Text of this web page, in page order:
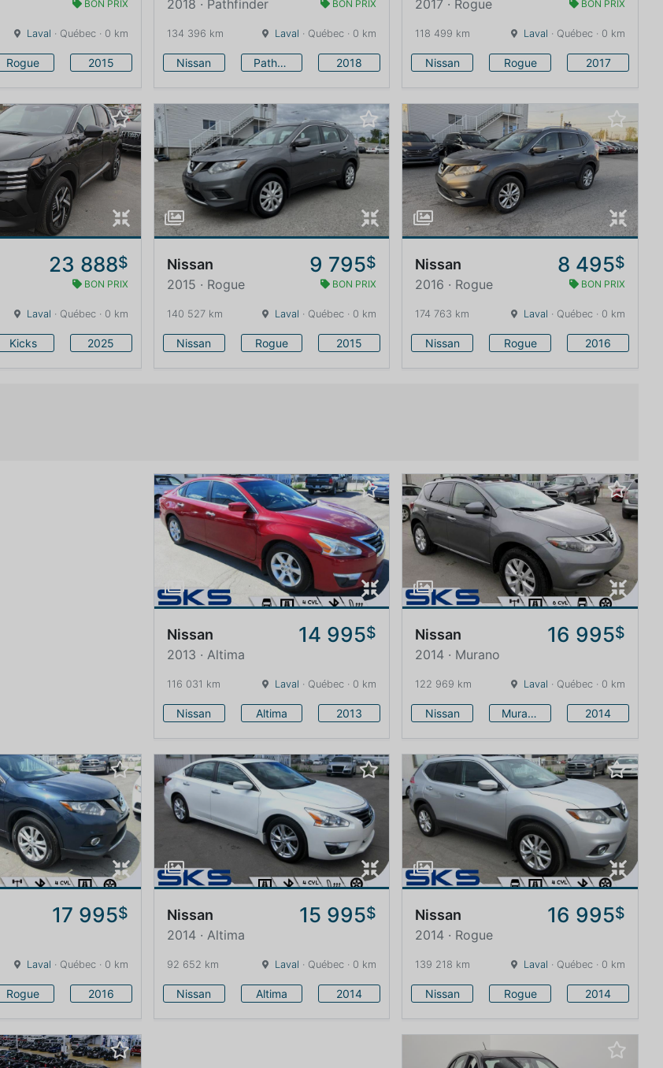
BON PRIX
Laval · Québec · 0 km
Rogue 2015
2018 · Pathfinder BON PRIX
134 396 km Laval · Québec · 0 km
Nissan Pathfinder 2018
2017 · Rogue BON PRIX
118 499 km Laval · Québec · 0 km
Nissan Rogue 2017
23 888$
BON PRIX
Laval · Québec · 0 km
Kicks 2025
Nissan 9 795$
2015 · Rogue BON PRIX
140 527 km Laval · Québec · 0 km
Nissan Rogue 2015
Nissan 8 495$
2016 · Rogue BON PRIX
174 763 km Laval · Québec · 0 km
Nissan Rogue 2016
Nissan 14 995$
2013 · Altima
116 031 km Laval · Québec · 0 km
Nissan Altima 2013
Nissan 16 995$
2014 · Murano
122 969 km Laval · Québec · 0 km
Nissan Murano 2014
17 995$
Laval · Québec · 0 km
Rogue 2016
Nissan 15 995$
2014 · Altima
92 652 km Laval · Québec · 0 km
Nissan Altima 2014
Nissan 16 995$
2014 · Rogue
139 218 km Laval · Québec · 0 km
Nissan Rogue 2014